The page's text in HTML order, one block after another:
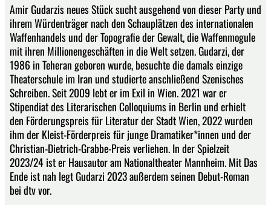
Amir Gudarzis neues Stück sucht ausgehend von dieser Party und
ihrem Würdenträger nach den Schauplätzen des internationalen
Waffenhandels und der Topografie der Gewalt, die Waffenmogule
mit ihren Millionengeschäften in die Welt setzen. Gudarzi, der
1986 in Teheran geboren wurde, besuchte die damals einzige
Theaterschule im Iran und studierte anschließend Szenisches
Schreiben. Seit 2009 lebt er im Exil in Wien. 2021 war er
Stipendiat des Literarischen Colloquiums in Berlin und erhielt
den Förderungspreis für Literatur der Stadt Wien, 2022 wurden
ihm der Kleist-Förderpreis für junge Dramatiker*innen und der
Christian-Dietrich-Grabbe-Preis verliehen. In der Spielzeit
2023/24 ist er Hausautor am Nationaltheater Mannheim. Mit Das
Ende ist nah legt Gudarzi 2023 außerdem seinen Debut-Roman
bei dtv vor.